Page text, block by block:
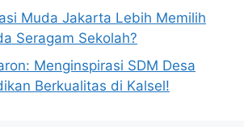
Muda Jakarta Lebih Memilih
Seragam Sekolah?
Menginspirasi SDM Desa
Berkualitas di Kalsel!